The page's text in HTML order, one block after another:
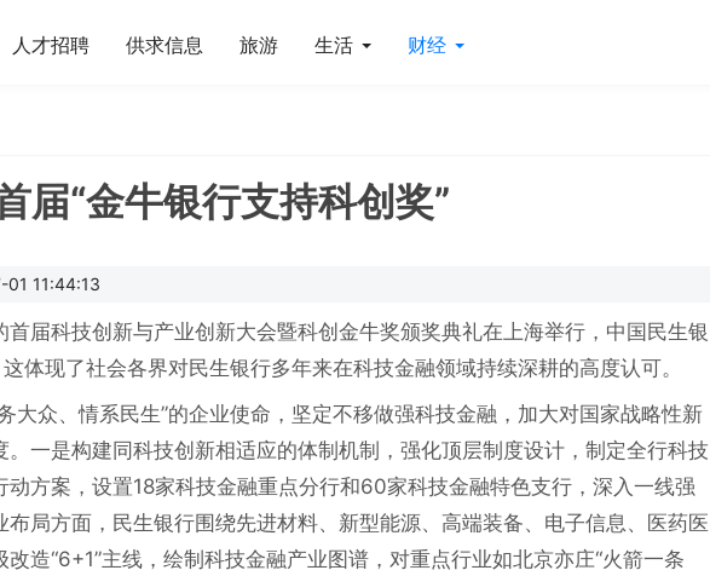
人才招聘 供求信息 旅游 生活 财经
届“金牛银行支持科创奖”
01 11:44:13
届科技创新与产业创新大会暨科创金牛奖颁奖典礼在上海举行，中国民生银
体现了社会各界对民生银行多年来在科技金融领域持续深耕的高度认可。
大众、情系民生”的企业使命，坚定不移做强科技金融，加大对国家战略性新
一是构建同科技创新相适应的体制机制，强化顶层制度设计，制定全行科技
方案，设置18家科技金融重点分行和60家科技金融特色支行，深入一线强
局方面，民生银行围绕先进材料、新型能源、高端装备、电子信息、医药医
造“6+1”主线，绘制科技金融产业图谱，对重点行业如北京亦庄“火箭一条